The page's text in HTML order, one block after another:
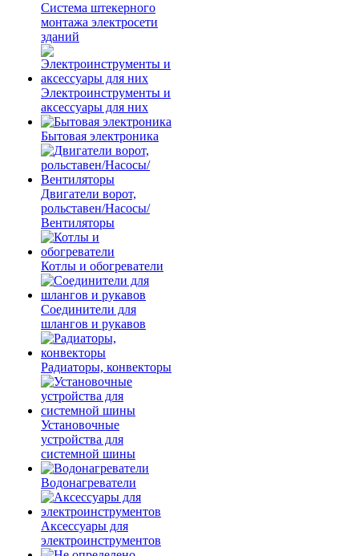
Система штекерного
монтажа электросети
зданий
Электроинструменты и
аксессуары для них
Бытовая электроника
Двигатели ворот,
рольставен/Насосы/
Вентиляторы
Котлы и обогреватели
Соединители для
шлангов и рукавов
Радиаторы, конвекторы
Установочные
устройства для
системной шины
Водонагреватели
Аксессуары для
электроинструментов